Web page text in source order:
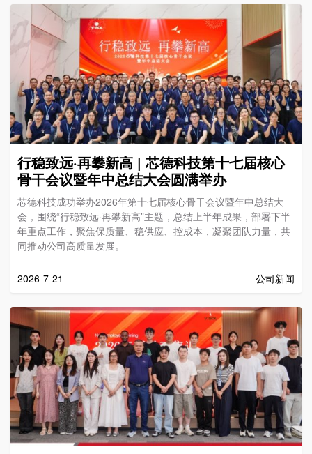
行稳致远·再攀新高 | 芯德科技第十七届核心
骨干会议暨年中总结大会圆满举办
芯德科技成功举办2026年第十七届核心骨干会议暨年中总结大
会，围绕“行稳致远·再攀新高”主题，总结上半年成果，部署下半
年重点工作，聚焦保质量、稳供应、控成本，凝聚团队力量，共
同推动公司高质量发展。
2026-7-21 公司新闻